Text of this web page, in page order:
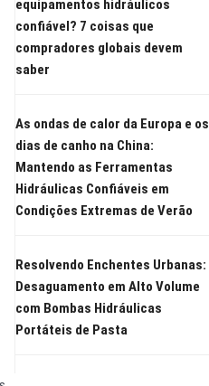
equipamentos hidráulicos
confiável? 7 coisas que
compradores globais devem
saber
As ondas de calor da Europa e os
dias de canho na China:
Mantendo as Ferramentas
Hidráulicas Confiáveis em
Condições Extremas de Verão
Resolvendo Enchentes Urbanas:
Desaguamento em Alto Volume
com Bombas Hidráulicas
Portáteis de Pasta